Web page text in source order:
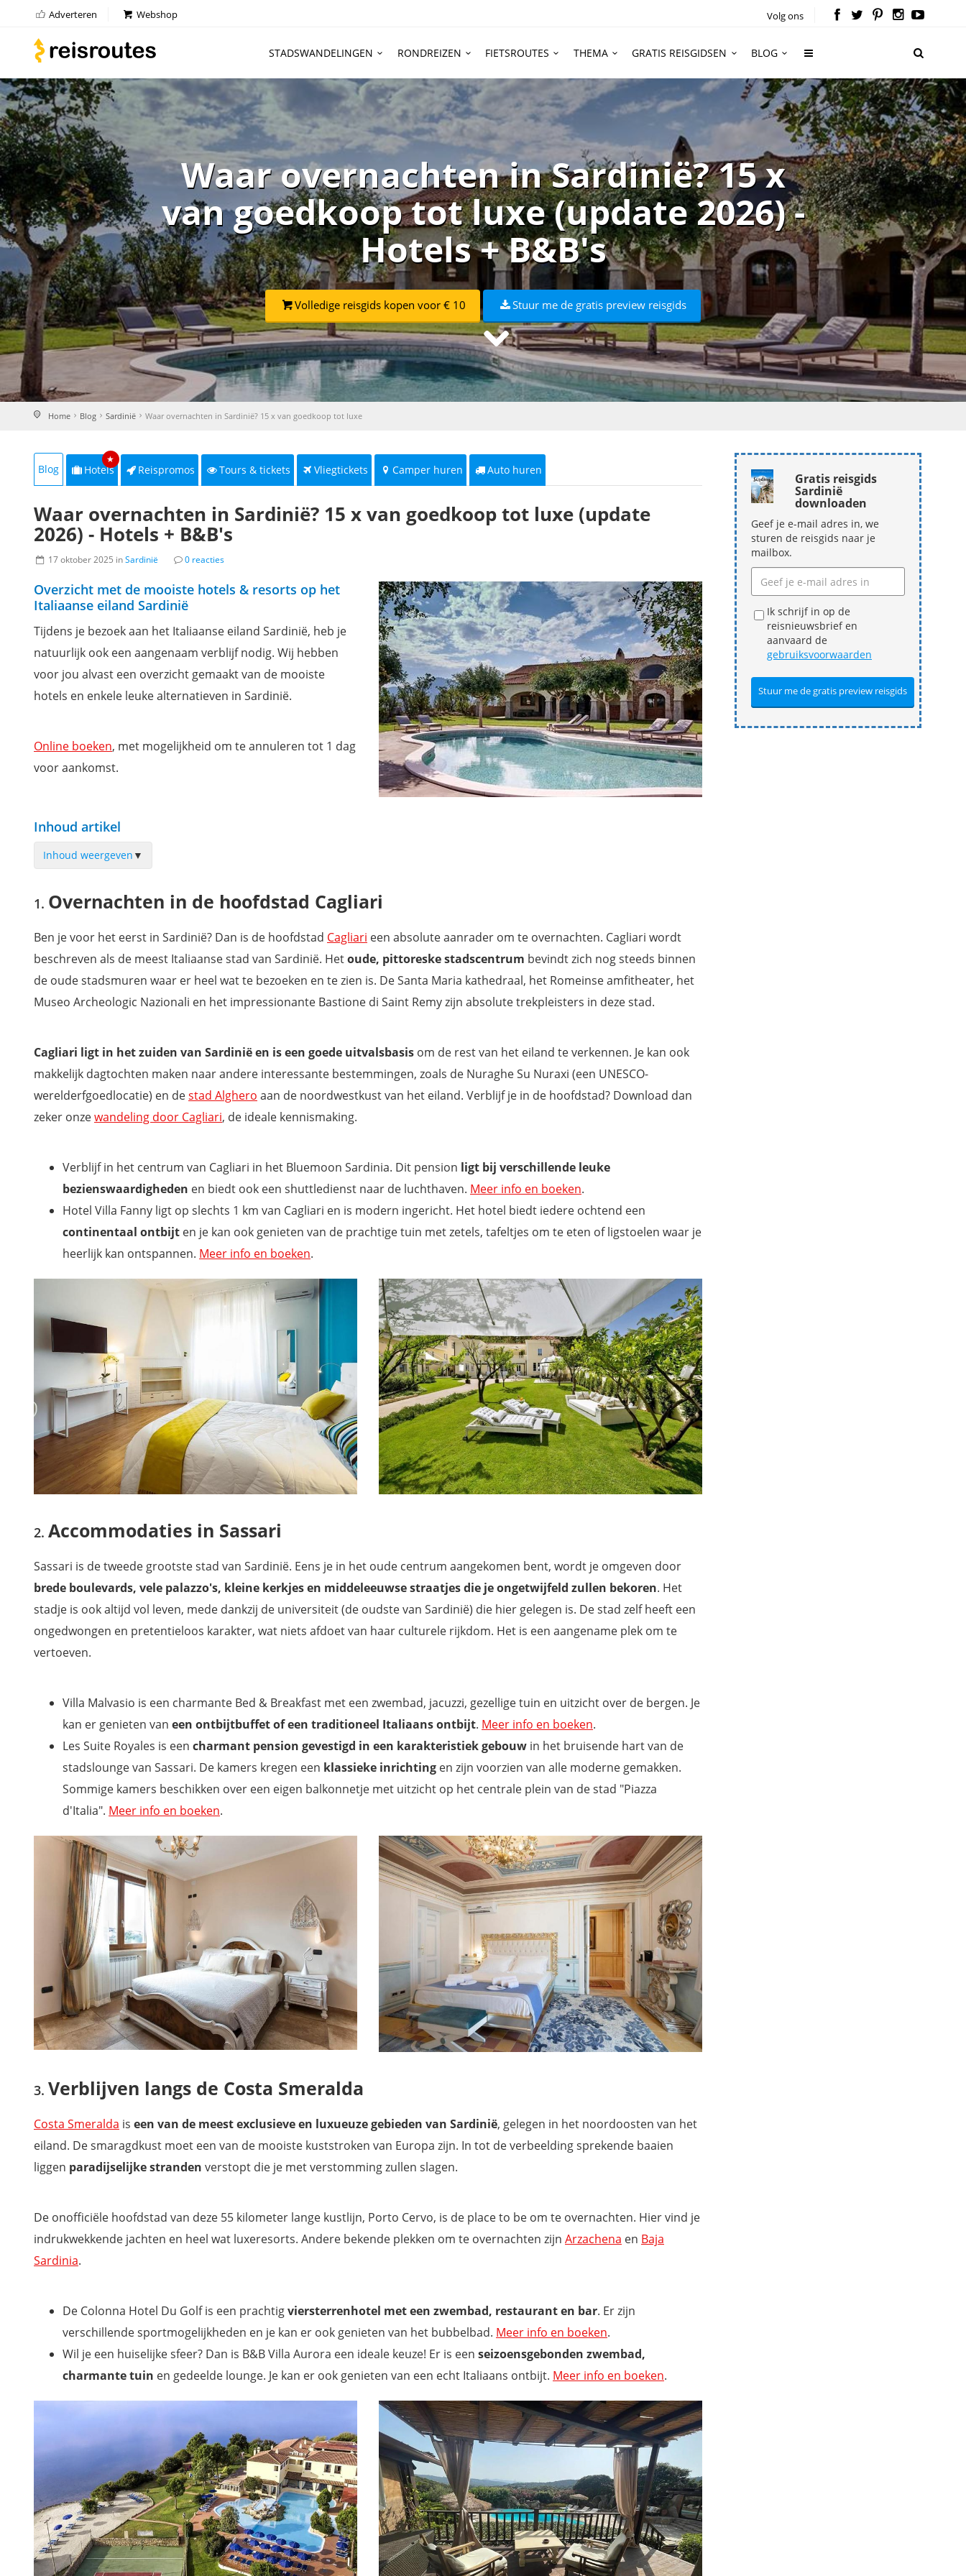
Adverteren Webshop Volg ons
STADSWANDELINGEN RONDREIZEN FIETSROUTES THEMA GRATIS REISGIDSEN BLOG
Waar overnachten in Sardinië? 15 x
van goedkoop tot luxe (update 2026) -
Hotels + B&B's
Volledige reisgids kopen voor € 10 Stuur me de gratis preview reisgids
Home Blog Sardinië Waar overnachten in Sardinië? 15 x van goedkoop tot luxe
Blog Hotels
★
Reispromos Tours & tickets Vliegtickets Camper huren Auto huren
Waar overnachten in Sardinië? 15 x van goedkoop tot luxe (update
2026) - Hotels + B&B's
17 oktober 2025 inSardinië 0 reacties
Overzicht met de mooiste hotels & resorts op het
Italiaanse eiland Sardinië
Tijdens je bezoek aan het Italiaanse eiland Sardinië, heb je
natuurlijk ook een aangenaam verblijf nodig. Wij hebben
voor jou alvast een overzicht gemaakt van de mooiste
hotels en enkele leuke alternatieven in Sardinië.
Online boeken, met mogelijkheid om te annuleren tot 1 dag
voor aankomst.
Inhoud artikel
Inhoud weergeven ▼
Accommodaties in Sassari
Leukste hotels op La Maddalena
Mooiste hotels aan de Costa Verde
Overnachten in de hoofdstad Cagliari
Ben je voor het eerst in Sardinië? Dan is de hoofdstad Cagliari een absolute aanrader om te overnachten. Cagliari wordt
beschreven als de meest Italiaanse stad van Sardinië. Hetoude, pittoreske stadscentrum bevindt zich nog steeds binnen
de oude stadsmuren waar er heel wat te bezoeken en te zien is. De Santa Maria kathedraal, het Romeinse amfitheater, het
Museo Archeologic Nazionali en het impressionante Bastione di Saint Remy zijn absolute trekpleisters in deze stad.
Cagliari ligt in het zuiden van Sardinië en is een goede uitvalsbasis om de rest van het eiland te verkennen. Je kan ook
makkelijk dagtochten maken naar andere interessante bestemmingen, zoals de Nuraghe Su Nuraxi (een UNESCO-
werelderfgoedlocatie) en destad Alghero aan de noordwestkust van het eiland. Verblijf je in de hoofdstad? Download dan
zeker onzewandeling door Cagliari, de ideale kennismaking.
Verblijf in het centrum van Cagliari in het Bluemoon Sardinia. Dit pension ligt bij verschillende leuke
bezienswaardigheden en biedt ook een shuttledienst naar de luchthaven. Meer info en boeken.
Hotel Villa Fanny ligt op slechts 1 km van Cagliari en is modern ingericht. Het hotel biedt iedere ochtend een
continentaal ontbijt en je kan ook genieten van de prachtige tuin met zetels, tafeltjes om te eten of ligstoelen waar je
heerlijk kan ontspannen. Meer info en boeken.
Accommodaties in Sassari
Sassari is de tweede grootste stad van Sardinië. Eens je in het oude centrum aangekomen bent, wordt je omgeven door
brede boulevards, vele palazzo's, kleine kerkjes en middeleeuwse straatjes die je ongetwijfeld zullen bekoren. Het
stadje is ook altijd vol leven, mede dankzij de universiteit (de oudste van Sardinië) die hier gelegen is. De stad zelf heeft een
ongedwongen en pretentieloos karakter, wat niets afdoet van haar culturele rijkdom. Het is een aangename plek om te
vertoeven.
Villa Malvasio is een charmante Bed & Breakfast met een zwembad, jacuzzi, gezellige tuin en uitzicht over de bergen. Je
kan er genieten van een ontbijtbuffet of een traditioneel Italiaans ontbijt. Meer info en boeken.
Les Suite Royales is een charmant pension gevestigd in een karakteristiek gebouw in het bruisende hart van de
stadslounge van Sassari. De kamers kregen een klassieke inrichting en zijn voorzien van alle moderne gemakken.
Sommige kamers beschikken over een eigen balkonnetje met uitzicht op het centrale plein van de stad "Piazza
d'Italia". Meer info en boeken.
Verblijven langs de Costa Smeralda
Costa Smeralda is een van de meest exclusieve en luxueuze gebieden van Sardinië, gelegen in het noordoosten van het
eiland. De smaragdkust moet een van de mooiste kuststroken van Europa zijn. In tot de verbeelding sprekende baaien
liggen paradijselijke stranden verstopt die je met verstomming zullen slagen.
De onofficiële hoofdstad van deze 55 kilometer lange kustlijn, Porto Cervo, is de place to be om te overnachten. Hier vind je
indrukwekkende jachten en heel wat luxeresorts. Andere bekende plekken om te overnachten zijn Arzachena en Baja
Sardinia.
De Colonna Hotel Du Golf is een prachtigviersterrenhotel met een zwembad, restaurant en bar. Er zijn
verschillende sportmogelijkheden en je kan er ook genieten van het bubbelbad. Meer info en boeken.
Wil je een huiselijke sfeer? Dan is B&B Villa Aurora een ideale keuze! Er is een seizoensgebonden zwembad,
charmante tuin en gedeelde lounge. Je kan er ook genieten van een echt Italiaans ontbijt. Meer info en boeken.
Gratis reisgids
Sardinië
downloaden
Geef je e-mail adres in, we
sturen de reisgids naar je
mailbox.
Ik schrijf in op de
reisnieuwsbrief en
aanvaard de
gebruiksvoorwaarden